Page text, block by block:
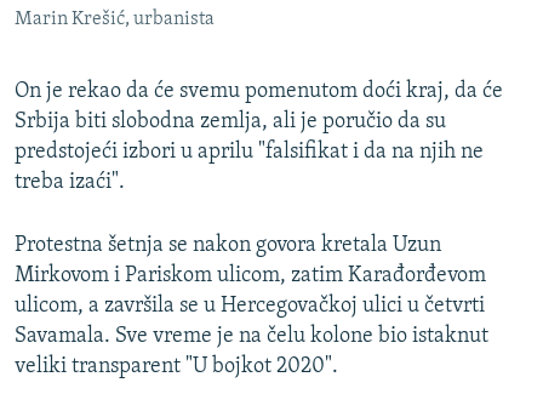
Marin Krešić, urbanista
On je rekao da će svemu pomenutom doći kraj, da će
Srbija biti slobodna zemlja, ali je poručio da su
predstojeći izbori u aprilu "falsifikat i da na njih ne
treba izaći".
Protestna šetnja se nakon govora kretala Uzun
Mirkovom i Pariskom ulicom, zatim Karađorđevom
ulicom, a završila se u Hercegovačkoj ulici u četvrti
Savamala. Sve vreme je na čelu kolone bio istaknut
veliki transparent "U bojkot 2020".